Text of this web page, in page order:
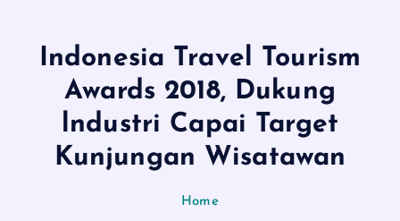
Indonesia Travel Tourism
Awards 2018, Dukung
lndustri Capai Target
Kunjungan Wisatawan
Home